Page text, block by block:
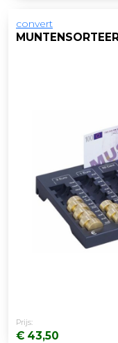
convert
Prijs:
€ 43,50